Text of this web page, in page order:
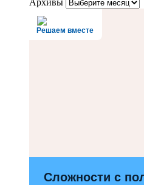
Решаем вместе
Сложности с